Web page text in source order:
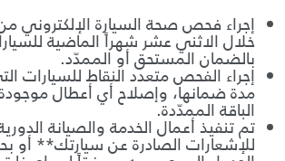
إجراء فحص صحة السيارة الإلكتروني
خلال الاثني عشر شهراً الماضية
بالضمان المستحق أو الممدّد.
إجراء الفحص متعدد النقاط للسيارات
مدة ضمانها، وإصلاح أي أعطال
الباقة الممدّدة.
تم تنفيذ أعمال الخدمة والصيانة
للإشعارات الصادرة عن سيارتك** أو